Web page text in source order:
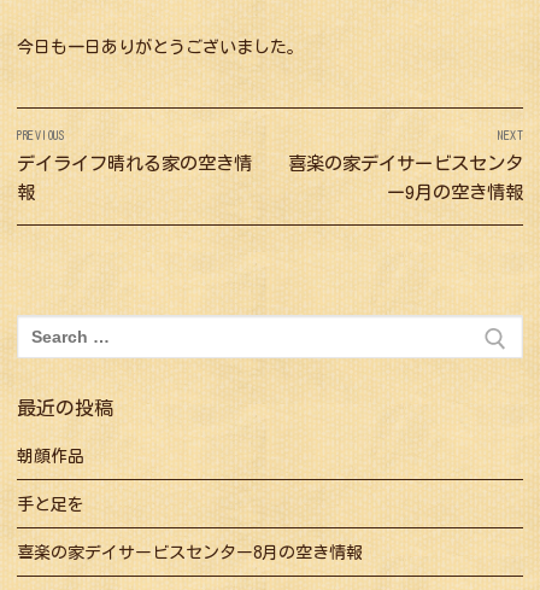
今日も一日ありがとうございました。
投
稿
ナ
ビ
ー
シ
ョ
ン
PREVIOUS
Previous
post:
デイライフ晴れる家の空き情
報
NEXT
Next
post:
喜楽の家デイサービスセンタ
ー9月の空き情報
索:
最近の投稿
朝顔作品
手と足を
喜楽の家デイサービスセンター8月の空き情報